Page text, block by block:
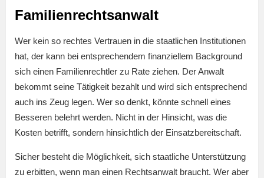
Familienrechtsanwalt
Wer kein so rechtes Vertrauen in die staatlichen Institutionen
hat, der kann bei entsprechendem finanziellem Background
sich einen Familienrechtler zu Rate ziehen. Der Anwalt
bekommt seine Tätigkeit bezahlt und wird sich entsprechend
auch ins Zeug legen. Wer so denkt, könnte schnell eines
Besseren belehrt werden. Nicht in der Hinsicht, was die
Kosten betrifft, sondern hinsichtlich der Einsatzbereitschaft.
Sicher besteht die Möglichkeit, sich staatliche Unterstützung
zu erbitten, wenn man einen Rechtsanwalt braucht. Wer aber